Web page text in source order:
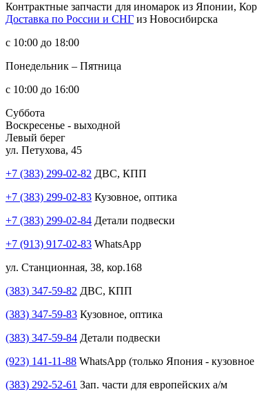
Контрактные запчасти для иномарок из Японии,
Доставка по России и СНГ из Новосибирска
с 10:00 до 18:00
Понедельник – Пятница
с 10:00 до 16:00
Суббота
Воскресенье - выходной
Левый берег
ул. Петухова, 45
+7 (383) 299-02-82 ДВС, КПП
+7 (383) 299-02-83 Кузовное, оптика
+7 (383) 299-02-84 Детали подвески
+7 (913) 917-02-83 WhatsApp
ул. Станционная, 38, кор.168
(383) 347-59-82 ДВС, КПП
(383) 347-59-83 Кузовное, оптика
(383) 347-59-84 Детали подвески
(923) 141-11-88 WhatsApp (только Япония - кузовное
(383) 292-52-61 Зап. части для европейских а/м